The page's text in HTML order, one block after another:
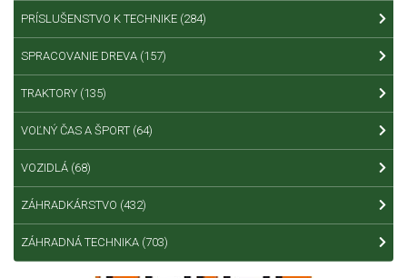
PRÍSLUŠENSTVO K TECHNIKE (284)
SPRACOVANIE DREVA (157)
TRAKTORY (135)
VOĽNÝ ČAS A ŠPORT (64)
VOZIDLÁ (68)
ZÁHRADKÁRSTVO (432)
ZÁHRADNÁ TECHNIKA (703)